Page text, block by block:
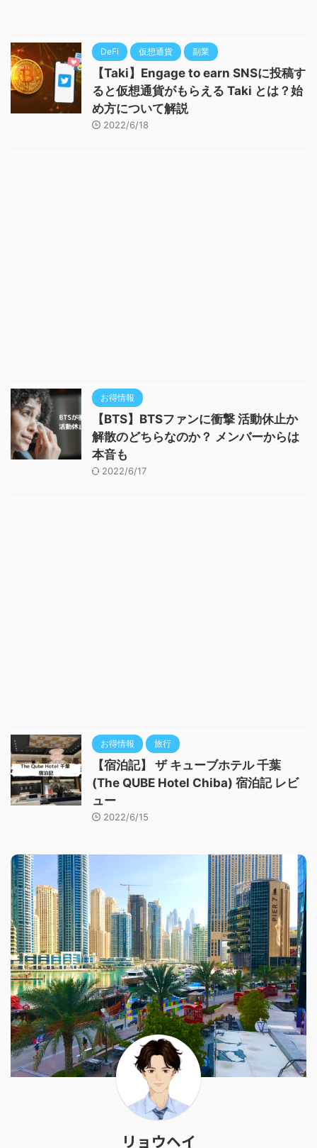
DeFi 仮想通貨 副業
【Taki】Engage to earn SNSに投稿す
ると仮想通貨がもらえる Taki とは？始
め方について解説
2022/6/18
お得情報
【BTS】BTSファンに衝撃 活動休止か
解散のどちらなのか？ メンバーからは
本音も
2022/6/17
お得情報 旅行
【宿泊記】 ザ キューブホテル 千葉
(The QUBE Hotel Chiba) 宿泊記 レビ
ュー
2022/6/15
リョウヘイ